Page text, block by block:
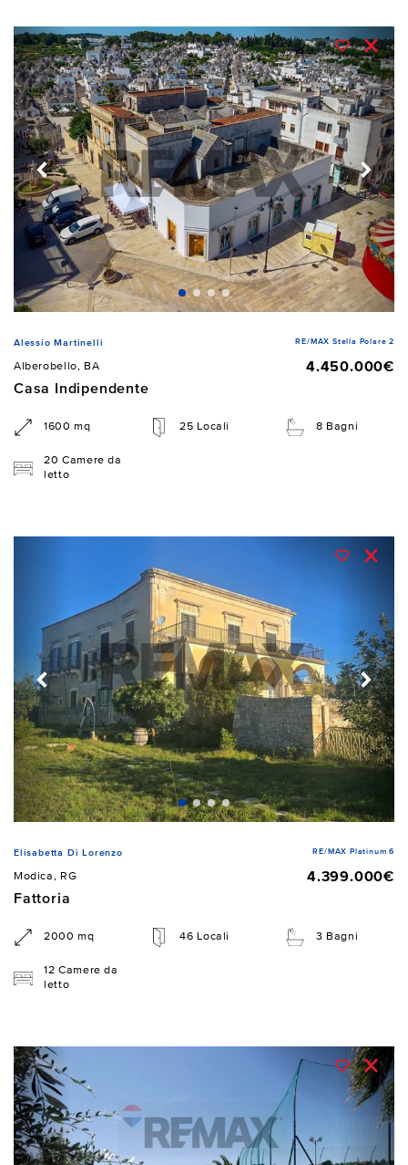
Alessio Martinelli RE/MAX Stella Polare 2
Alberobello, BA
4.450.000€
Casa Indipendente
1600 mq 25 Locali 8 Bagni
20 Camere da
letto
Elisabetta Di Lorenzo RE/MAX Platinum 6
Modica, RG
4.399.000€
Fattoria
2000 mq 46 Locali 3 Bagni
12 Camere da
letto